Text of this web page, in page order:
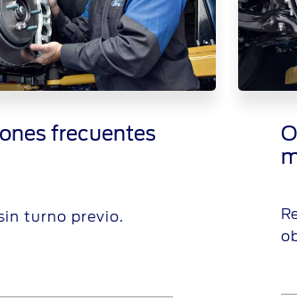
frecuentes
turno previo.